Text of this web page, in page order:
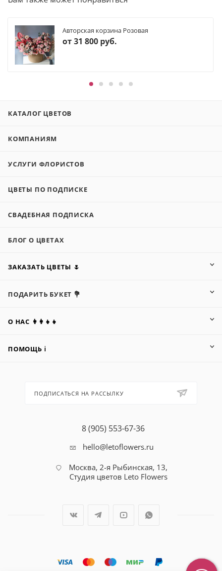
Авторская корзина Розовая
от31 800 руб.
КАТАЛОГ ЦВЕТОВ
КОМПАНИЯМ
УСЛУГИ ФЛОРИСТОВ
ЦВЕТЫ ПО ПОДПИСКЕ
СВАДЕБНАЯ ПОДПИСКА
БЛОГ О ЦВЕТАХ
ЗАКАЗАТЬ ЦВЕТЫ 🌷
ПОДАРИТЬ БУКЕТ 💐
О НАС 👩‍👩‍👧‍👧
ПОМОЩЬ ℹ️
ПОДПИСАТЬСЯ НА РАССЫЛКУ
8 (905) 553-67-36
hello@letoflowers.ru
Москва, 2-я Рыбинская, 13,
Студия цветов Leto Flowers